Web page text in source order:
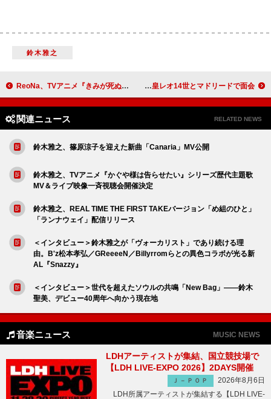
鈴木雅之
ReoNa、TVアニメ『きみが死ぬまで恋をしたい』OP主題歌「Amore」リリース決定 バッド・バニー、ローマ教皇レオ14世とマドリードで面会
関連ニュース RELATED NEWS
鈴木雅之、篠原涼子を迎えた新曲「Canaria」MV公開
鈴木雅之、TVアニメ『かぐや様は告らせたい』シリーズ歴代主題歌
MV＆ライブ映像一斉視聴会開催決定
鈴木雅之、REAL TIME THE FIRST TAKEバージョン「め組のひと」
「ランナウェイ」配信リリース
＜インタビュー＞鈴木雅之が「ヴォーカリスト」であり続ける理
由。B'z松本孝弘／GReeeeN／Billyrromらとの異色コラボが光る新
AL『Snazzy』
＜インタビュー＞世代を超えたソウルの共鳴「New Bag」――鈴木
聖美、デビュー40周年へ向かう現在地
音楽ニュース MUSIC NEWS
LDHアーティストが集結、国立競技場で
【LDH LIVE-EXPO 2026】2DAYS開催
Ｊ－ＰＯＰ
2026年8月6日
LDH所属アーティストが集結する【LDH LIVE-